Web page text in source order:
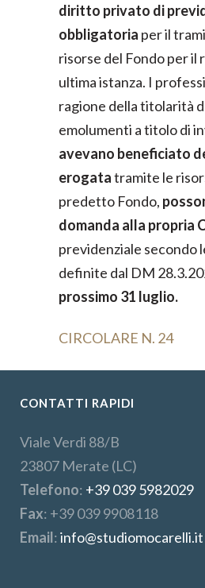
diritto privato di
obbligatoria per il
risorse del Fondo per il
ultima istanza. I
ragione della titolarità
emolumenti a titolo di
avevano beneficiato
erogatatramite le
predetto Fondo,
domanda alla propria
previdenziale secondo
definite dal DM
prossimo 31 luglio.
CIRCOLARE N. 24
CONTATTI RAPIDI
Viale Verdi 88/B
23807 Merate (LC)
Telefono: +39 039 5982029
Fax: +39 039 9908118
Email:info@studiomocarelli.it